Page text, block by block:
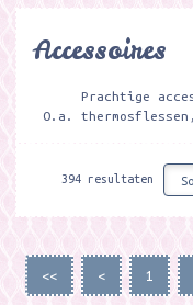
Accessoires
Prachtige
O.a.
394 resultaten
<< < 1